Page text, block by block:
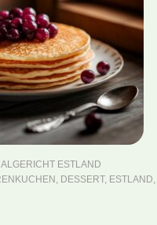
ESTLAND
, DESSERT, ESTLAND,